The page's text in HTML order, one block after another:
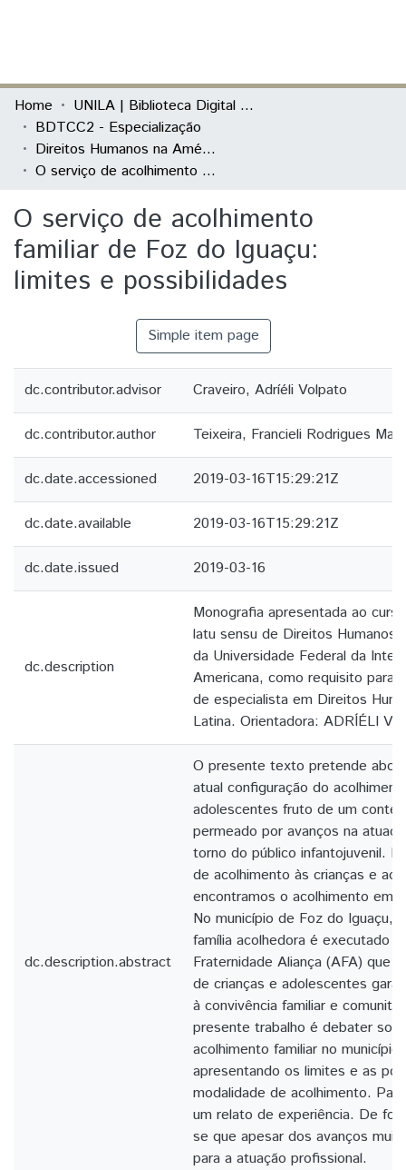
Communities & Collections
All of DSpace
Statistics
Home
UNILA | Biblioteca Digital de Trabalhos de Conclusão de Curso
BDTCC2 - Especialização
Direitos Humanos na América Latina
O serviço de acolhimento familiar de Foz do Iguaçu: limites e possibilidades
O serviço de acolhimento
familiar de Foz do Iguaçu:
limites e possibilidades
Simple item page
dc.contributor.advisor Craveiro, Adríéli Volpato
dc.contributor.author Teixeira, Francieli Rodrigues
dc.date.accessioned 2019-03-16T15:29:21Z
dc.date.available 2019-03-16T15:29:21Z
dc.date.issued 2019-03-16
dc.description
Monografia apresentada ao
latu sensu de Direitos Humanos
da Universidade Federal da
Americana, como requisito para
de especialista em Direitos
Latina. Orientadora: ADRÍÉLI
dc.description.abstract
O presente texto pretende
atual configuração do
adolescentes fruto de um
permeado por avanços na
torno do público infantojuvenil.
de acolhimento às crianças e
encontramos o acolhimento em
No município de Foz do Iguaçu,
família acolhedora é executado
Fraternidade Aliança (AFA) que
de crianças e adolescentes
à convivência familiar e
presente trabalho é debater
acolhimento familiar no
apresentando os limites e as
modalidade de acolhimento.
um relato de experiência. De
se que apesar dos avanços
para a atuação profissional.